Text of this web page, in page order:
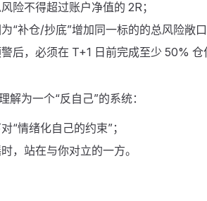
险不得超过账户净值的 2R；
“补仓/抄底”增加同一标的的总风险敞
后，必须在 T+1 日前完成至少 50% 仓
解为一个“反自己”的系统：
“情绪化自己的约束”；
，站在与你对立的一方。